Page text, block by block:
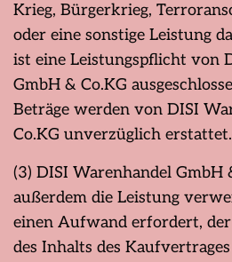
Krieg, Bürgerkrieg,
oder eine sonstige Leistung
ist eine Leistungspflicht von
GmbH & Co.KG
Beträge werden von DISI
Co.KG unverzüglich erstattet.
(3) DISI Warenhandel GmbH
außerdem die Leistung
einen Aufwand erfordert,
des Inhalts des